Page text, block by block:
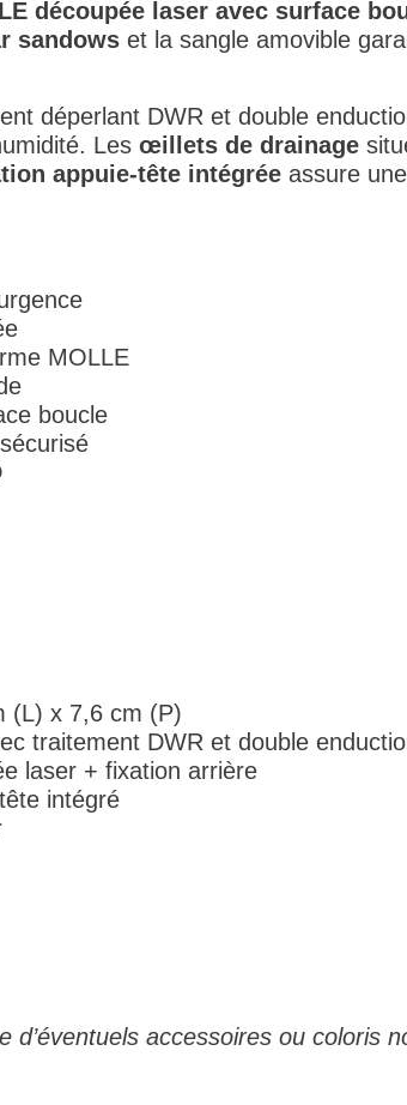
découpée laser avec surface
sandows et la sangle amovible
déperlant DWR et double
Les œillets de drainage
appuie-tête intégrée assure
MOLLE
boucle
(L) x 7,6 cm (P)
traitement DWR et double
laser + fixation arrière
intégré
d’éventuels accessoires ou coloris